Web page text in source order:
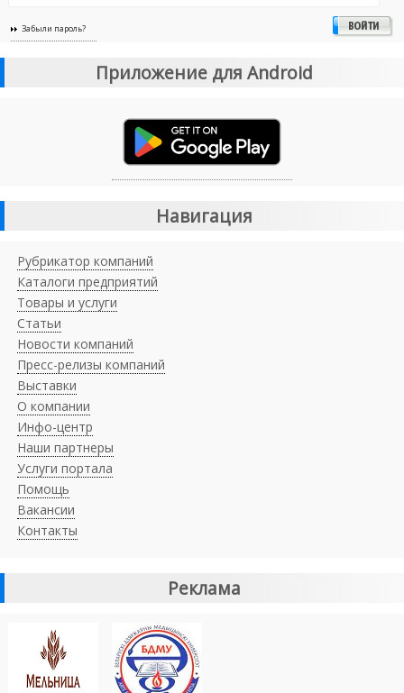
Забыли пароль?
Приложение для Android
Навигация
Рубрикатор компаний
Каталоги предприятий
Товары и услуги
Статьи
Новости компаний
Пресс-релизы компаний
Выставки
О компании
Инфо-центр
Наши партнеры
Услуги портала
Помощь
Вакансии
Контакты
Реклама